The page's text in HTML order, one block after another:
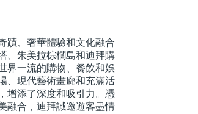
蹟、奢華體驗和文化融合
、朱美拉棕櫚島和迪拜購
界一流的購物、餐飲和娛
、現代藝術畫廊和充滿活
增添了深度和吸引力。憑
融合，迪拜誠邀遊客盡情